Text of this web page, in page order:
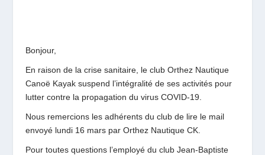
Bonjour,
En raison de la crise sanitaire, le club Orthez Nautique
Canoë Kayak suspend l’intégralité de ses activités pour
lutter contre la propagation du virus COVID-19.
Nous remercions les adhérents du club de lire le mail
envoyé lundi 16 mars par Orthez Nautique CK.
Pour toutes questions l’employé du club Jean-Baptiste